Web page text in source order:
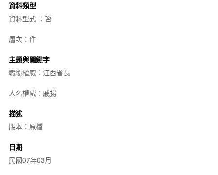
資料類型
資料型式 ：咨
層次：件
主題與關鍵字
職銜權威：江西省長
人名權威：戚揚
描述
版本：原檔
日期
民國07年03月